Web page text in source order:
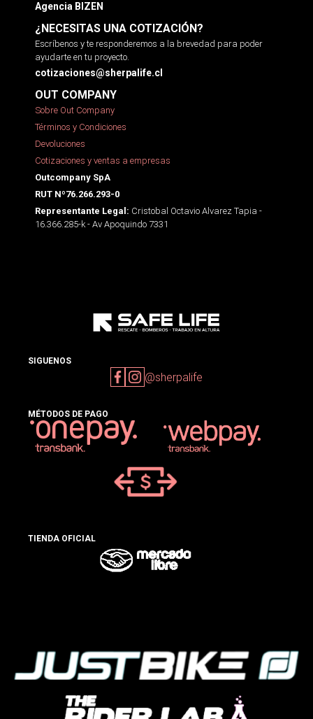
Agencia BIZEN
¿NECESITAS UNA COTIZACIÓN?
Escríbenos y te responderemos a la brevedad para poder
ayudarte en tu proyecto.
cotizaciones@sherpalife.cl
OUT COMPANY
Sobre Out Company
Términos y Condiciones
Devoluciones
Cotizaciones y ventas a empresas
Outcompany SpA
RUT Nº76.266.293-0
Representante Legal: Cristobal Octavio Alvarez Tapia -
16.366.285-k - Av Apoquindo 7331
SIGUENOS
@sherpalife
MÉTODOS DE PAGO
TIENDA OFICIAL